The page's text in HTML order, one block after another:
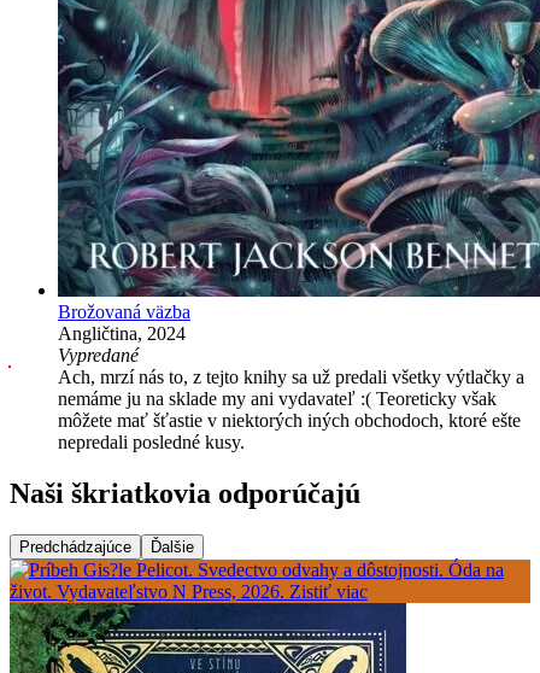
Brožovaná väzba
Angličtina, 2024
Vypredané
Ach, mrzí nás to, z tejto knihy sa už predali všetky výtlačky a
nemáme ju na sklade my ani vydavateľ :( Teoreticky však
môžete mať šťastie v niektorých iných obchodoch, ktoré ešte
nepredali posledné kusy.
Naši škriatkovia odporúčajú
Predchádzajúce Ďalšie